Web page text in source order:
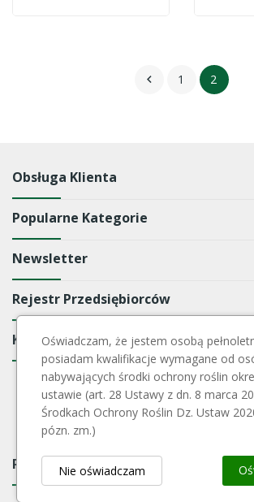
 1 2
Obsługa Klienta
Popularne Kategorie
Newsletter
Rejestr Przedsiębiorców
Kontakt
Payment Block
Oświadczam, że jestem osobą
posiadam kwalifikacje wymagane od
nabywających środki ochrony roślin
ustawie (art. 28 Ustawy z dn. 8 marca
Środkach Ochrony Roślin Dz. Ustaw
pózn. zm.)
Nie oświadczam